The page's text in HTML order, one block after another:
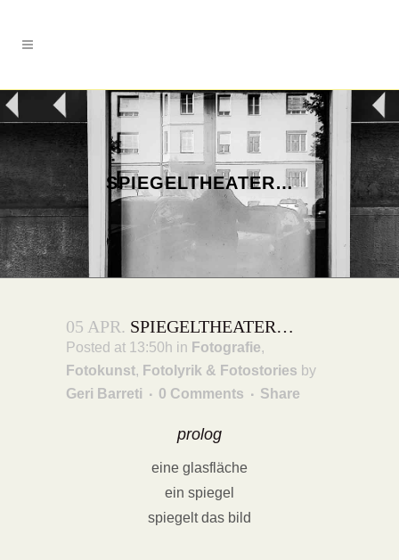
SPIEGELTHEATER…
05 APR. SPIEGELTHEATER…
Posted at 13:50h in Fotografie,
Fotokunst, Fotolyrik & Fotostories by
Geri Barreti
0 Comments Share
prolog
eine glasfläche
ein spiegel
spiegelt das bild